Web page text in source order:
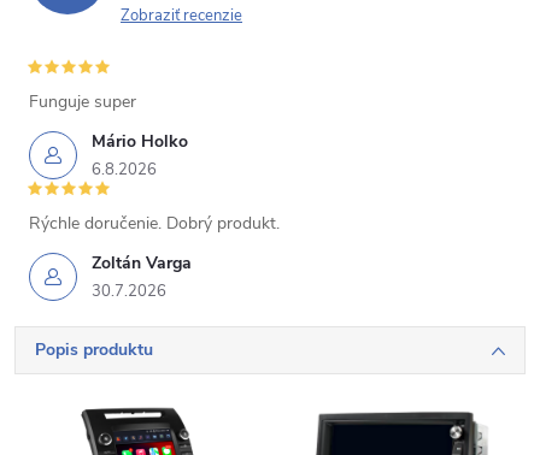
Zobraziť recenzie
Mário Holko
6.8.2026
Funguje super
Zoltán Varga
30.7.2026
Rýchle doručenie. Dobrý produkt.
Popis produktu